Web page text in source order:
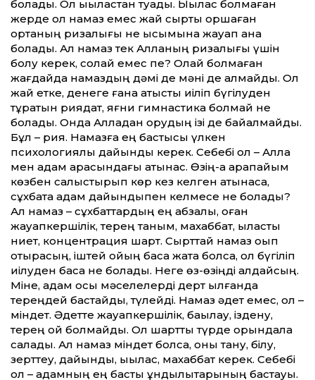
болады. Ол ықыластан туады. Ықылас болмаған
жерде ол намаз емес жай сыртқы қоршаған
ортаның ризалығы не қысымына жауап қана
болады. Ал намаз тек Алланың ризалығы үшін
болу керек, солай емес пе? Олай болмаған
жағдайда намаздың дәмі де мәні де қалмайды. Ол
жай етке, денеге ғана қатысты иіліп бүгілуден
тұратын риядат, яғни гимнастика болмай не
болады. Онда Алладан қорқудың ізі де байқалмайды.
Бұл – рия. Намазға ең бастысы үлкен
психологиялық дайындық керек. Себебі ол – Алла
мен адам арасындағы қатынас. Өзің-ақ қарапайым
көзбен салыстырып көр кез келген қатынасқа,
сұхбатқа адам дайындықпен келмесе не болады?
Ал намаз – сұхбаттардың ең абзалы, оған
жауапкершілік, терең таным, махаббат, ықласты
ниет, концентрация шарт. Сырттай намаз оқып
отырасың, іштей ойың басқа жақта болса, ол бүгіліп
иілуден басқа не болады. Неге өз-өзіңді алдайсың.
Міне, адам осы мәселелерді дерт қылғанда
тереңдей бастайды, түлейді. Намаз әдет емес, ол –
міндет. Әдетте жауапкершілік, бақылау, іздену,
терең ой болмайды. Ол шартты түрде орындала
салады. Ал намаз міндет болса, оны тану, білу,
зерттеу, дайындық, ықылас, махаббат керек. Себебі
ол – адамның ең басты құндылықтарының бастауы.